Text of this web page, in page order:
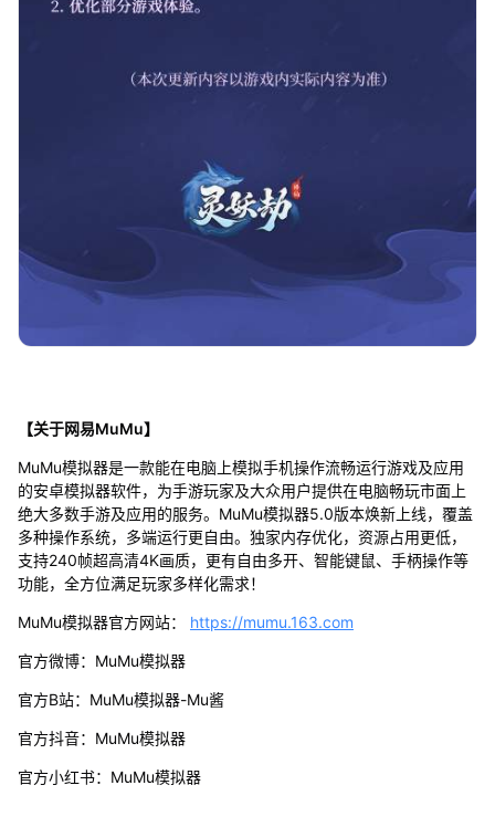
【关于网易MuMu】
MuMu模拟器是一款能在电脑上模拟手机操作流畅运行游戏及应用
的安卓模拟器软件，为手游玩家及大众用户提供在电脑畅玩市面上
绝大多数手游及应用的服务。MuMu模拟器5.0版本焕新上线，覆盖
多种操作系统，多端运行更自由。独家内存优化，资源占用更低，
支持240帧超高清4K画质，更有自由多开、智能键鼠、手柄操作等
功能，全方位满足玩家多样化需求！
MuMu模拟器官方网站： https://mumu.163.com
官方微博：MuMu模拟器
官方B站：MuMu模拟器-Mu酱
官方抖音：MuMu模拟器
官方小红书：MuMu模拟器